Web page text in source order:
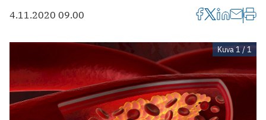
4.11.2020 09.00
Kuva 1 / 1